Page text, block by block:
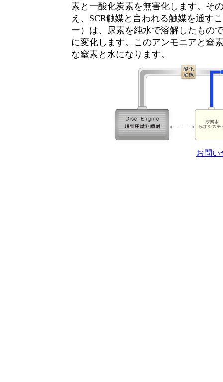
素と一酸化炭素を無害化します。そ
え、SCR触媒と言われる触媒を通す
ー）は、尿素を純水で溶解したもの
に変化します。このアンモニアと窒
な窒素と水になります。
お問い